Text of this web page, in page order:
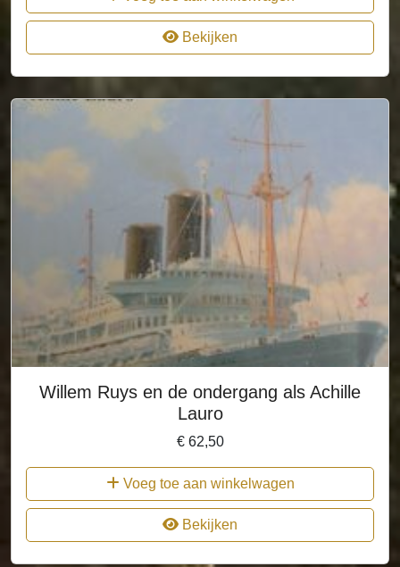
Bekijken
Willem Ruys en de ondergang als Achille
Lauro
€62,50
Voeg toe aan winkelwagen
Bekijken